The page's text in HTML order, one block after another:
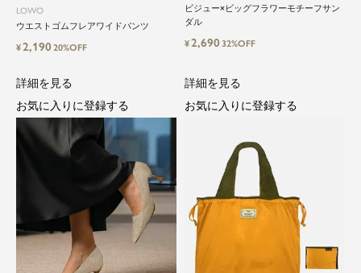
毎日のコーデに、ちょっとした変化を。いつもの
自分に、ちょっとした彩りを。
LOWOは、頑張りすぎないおしゃれを応援しま
LOWO
ウエストゴムフレアワイドパンツ
¥2,19020%OFF
ビジュー×ビッグフラワーモチーフサン
ダル
¥2,69032%OFF
詳細を見る
お気に入りに登録する
詳細を見る
お気に入りに登録する